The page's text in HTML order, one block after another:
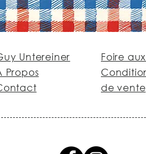
Untereiner
Propos
Foire
de vente